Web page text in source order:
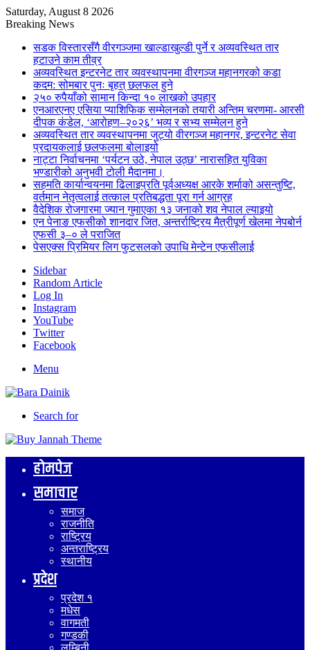
Saturday, August 8 2026
Breaking News
सडक विस्तारसँगै वीरगञ्जमा खाल्डाखुल्डी पुर्ने र अव्यवस्थित तार
हटाउने काम तीव्र
अव्यवस्थित इन्टरनेट तार व्यवस्थापनमा वीरगञ्ज महानगरको कडा
कदम: सोमबार पुनः बृहत् छलफल हुने
२५० रुपैयाँको सामान किन्दा १० लाखको उपहार
एनआरएनए एसिया प्याशिफिक सम्मेलनको तयारी अन्तिम चरणमा- आरसी
दीपक कंडेल, ‘आरोहण–२०२६’ भव्य र सभ्य सम्मेलन हुने
अव्यवस्थित तार व्यवस्थापनमा जुट्यो वीरगञ्ज महानगर, इन्टरनेट सेवा
प्रदायकलाई छलफलमा बोलाइयो
नाट्टा निर्वाचनमा ‘पर्यटन उठे, नेपाल उठ्छ’ नारासहित युविका
भण्डारीको अनुभवी टोली मैदानमा।
सहमति कार्यान्वयनमा ढिलाइप्रति पूर्वअध्यक्ष आरके शर्माको असन्तुष्टि,
वर्तमान नेतृत्वलाई तत्काल प्रतिबद्धता पूरा गर्न आग्रह
वैदेशिक रोजगारमा ज्यान गुमाएका १३ जनाको शव नेपाल ल्याइयो
एन पेनाङ एफसीको शानदार जित, अन्तर्राष्ट्रिय मैत्रीपूर्ण खेलमा नेपबोर्न
एफसी ३–० ले पराजित
पेसएक्स प्रिमियर लिग फुटसलको उपाधि मेन्टेन एफसीलाई
Sidebar
Random Article
Log In
Instagram
YouTube
Twitter
Facebook
Menu
Search for
होमपेज
समाचार
समाज
राजनीति
राष्ट्रिय
अन्तराष्ट्रिय
स्थानीय
प्रदेश
प्रदेश १
मधेस
वागमती
गण्डकी
लुम्बिनी